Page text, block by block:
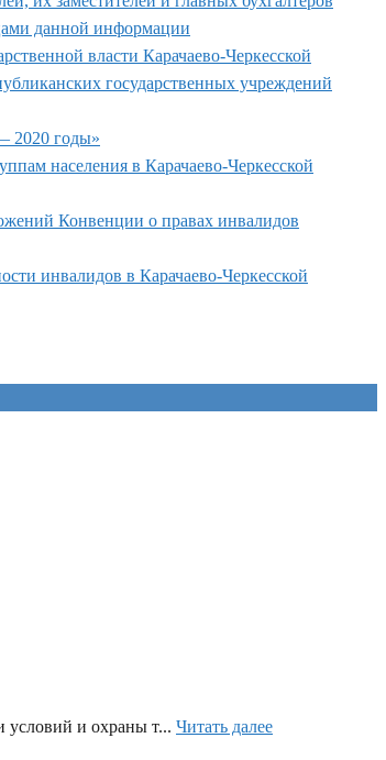
данной информации
власти Карачаево-Черкесской
государственных учреждений
2020 годы»
населения в Карачаево-Черкесской
Конвенции о правах инвалидов
инвалидов в Карачаево-Черкесской
условий и охраны т... Читать далее